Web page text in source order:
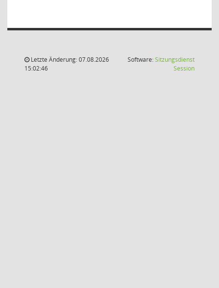
Letzte Änderung: 07.08.2026
15:02:46
Software:Sitzungsdienst
Session(Wird in